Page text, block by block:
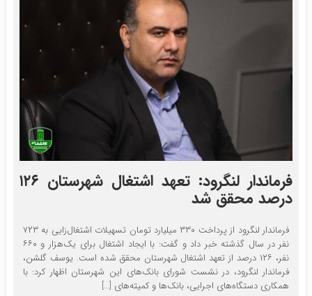
فرماندار لنگرود: تعهد اشتغال شهرستان ۱۲۶
درصد محقق شد
فرماندار لنگرود از پرداخت ۳۳۰ میلیارد تومان تسهیلات اشتغال‌زایی به ۷۲۳
نفر در سال گذشته خبر داد و گفت: با ایجاد اشتغال برای یک‌هزار و ۶۶۰
نفر، ۱۲۶ درصد از تعهد اشتغال شهرستان محقق شده است. یوسف گلشن،
فرماندار لنگرود، در نشست شورای بانک‌های این شهرستان اظهار کرد: با
همکاری دستگاه‌های اجرایی، بانک‌ها و کمیته‌های […]